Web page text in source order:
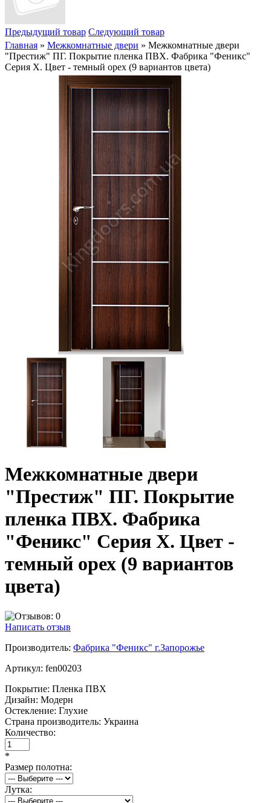
Предыдущий товар Следующий товар
Главная » Межкомнатные двери » Межкомнатные двери
"Престиж" ПГ. Покрытие пленка ПВХ. Фабрика "Феникс"
Серия Х. Цвет - темный орех (9 вариантов цвета)
Межкомнатные двери
"Престиж" ПГ. Покрытие
пленка ПВХ. Фабрика
"Феникс" Серия Х. Цвет -
темный орех (9 вариантов
цвета)
Написать отзыв
Производитель: Фабрика "Феникс" г.Запорожье
Артикул: fen00203
Покрытие: Пленка ПВХ
Дизайн: Модерн
Остекление: Глухие
Страна производитель: Украина
Количество:
*
Размер полотна:
Лутка: